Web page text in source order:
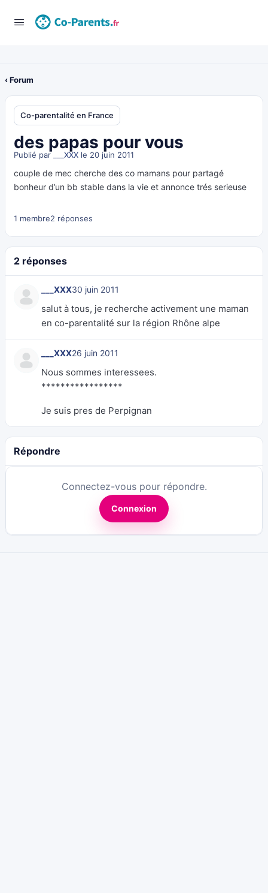
‹ Forum
Co-parentalité en France
des papas pour vous
Publié par ___XXX le 20 juin 2011
couple de mec cherche des co mamans pour partagé
bonheur d’un bb stable dans la vie et annonce trés serieuse
1 membre2 réponses
2 réponses
___XXX30 juin 2011
salut à tous, je recherche activement une maman
en co-parentalité sur la région Rhône alpe
___XXX26 juin 2011
Nous sommes interessees.
*****************
Je suis pres de Perpignan
Répondre
Connectez-vous pour répondre.
Connexion